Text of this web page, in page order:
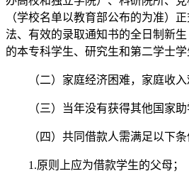
（学校名单以教育部公布的为准）
法、有效的录取通知书的全日制新
的本专科学生、研究生和第二学士学
（二）家庭经济困难，家庭收
（三）当年没有获得其他国家助
（四）共同借款人需满足以下条
1.原则上应为借款学生的父母；